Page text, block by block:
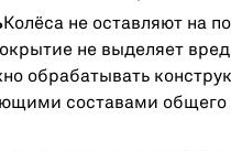
Колёса не оставляют на
не выделяет
обрабатывать
составами общего